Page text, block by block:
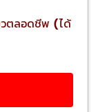
ตลอดชีพ (ได้